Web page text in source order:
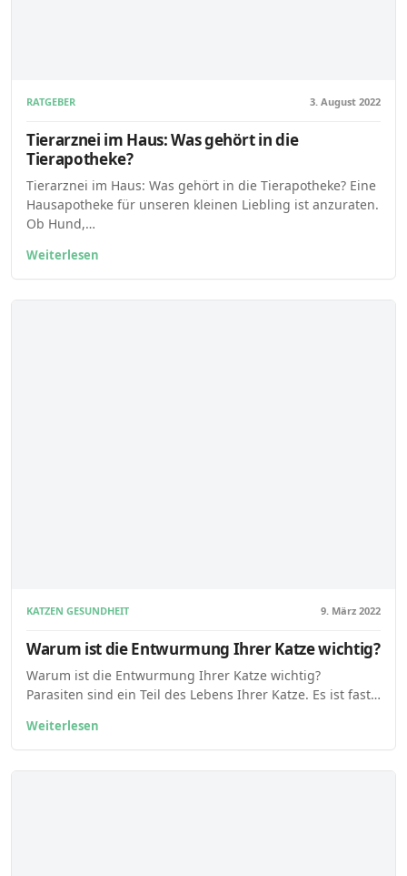
RATGEBER 3. August 2022
Tierarznei im Haus: Was gehört in die
Tierapotheke?
Tierarznei im Haus: Was gehört in die Tierapotheke? Eine
Hausapotheke für unseren kleinen Liebling ist anzuraten.
Ob Hund,…
Weiterlesen
KATZEN GESUNDHEIT 9. März 2022
Warum ist die Entwurmung Ihrer Katze wichtig?
Warum ist die Entwurmung Ihrer Katze wichtig?
Parasiten sind ein Teil des Lebens Ihrer Katze. Es ist fast…
Weiterlesen